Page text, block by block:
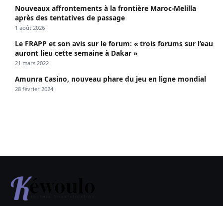
Nouveaux affrontements à la frontière Maroc-Melilla
après des tentatives de passage
1 août 2026
Le FRAPP et son avis sur le forum: « trois forums sur l’eau
auront lieu cette semaine à Dakar »
21 mars 2022
Amunra Casino, nouveau phare du jeu en ligne mondial
28 février 2024